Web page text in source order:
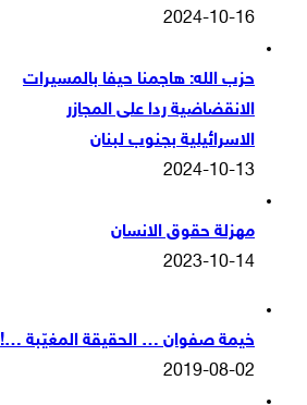
2024-10-16
حزب الله: هاجمنا حيفا بالمسيرات
الانقضاضية ردا على المجازر
الاسرائيلية بجنوب لبنان
2024-10-13
مهزلة حقوق الانسان
2023-10-14
خيمة صفوان … الحقيقة المغيّبة …!
2019-08-02